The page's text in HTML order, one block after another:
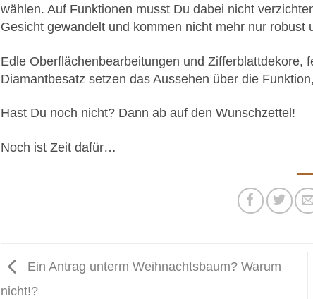
wählen. Auf Funktionen musst Du dabei nicht
Gesicht gewandelt und kommen nicht mehr nur
Edle Oberflächenbearbeitungen und Zifferblattdekore,
Diamantbesatz setzen das Aussehen über die
Hast Du noch nicht? Dann ab auf den Wunschzettel!
Noch ist Zeit dafür…
Ein Antrag unterm Weihnachtsbaum? Warum
nicht!?